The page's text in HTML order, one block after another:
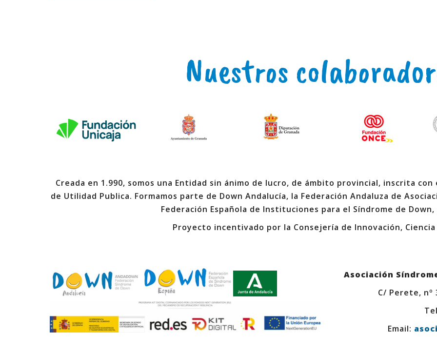
Nuestros
Creada en 1.990, somos una Entidad sin ánimo de lucro, de ámbito provincial, inscrita
de Utilidad Publica. Formamos parte de Down Andalucía, la Federación Andaluza de
Federación Española de Instituciones para el Síndrome de Down,
Proyecto incentivado por la Consejería de Innovación, Ciencia
Asociación
C/ Perete, nº
Email: